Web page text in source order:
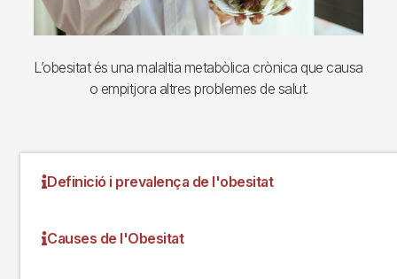
L’obesitat és una malaltia metabòlica crònica que causa
o empitjora altres problemes de salut.
Definició i prevalença de l'obesitat
Causes de l'Obesitat